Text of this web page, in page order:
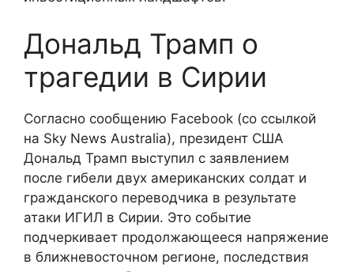
Дональд Трамп о
трагедии в Сирии
Согласно сообщению Facebook (со ссылкой
на Sky News Australia), президент США
Дональд Трамп выступил с заявлением
после гибели двух американских солдат и
гражданского переводчика в результате
атаки ИГИЛ в Сирии. Это событие
подчеркивает продолжающееся напряжение
в ближневосточном регионе, последствия